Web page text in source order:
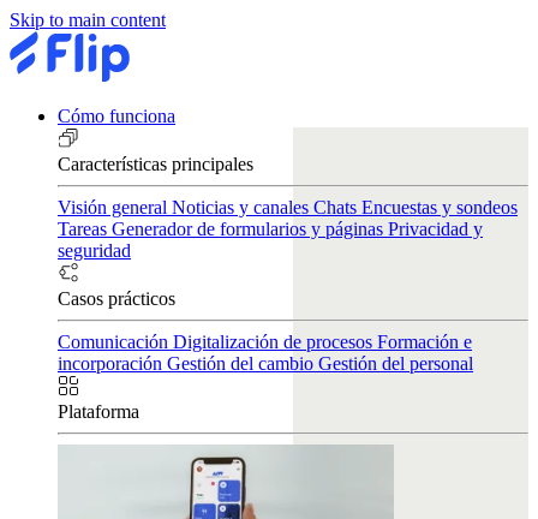
Skip to main content
Cómo funciona
Características principales
Visión general Noticias y canales Chats Encuestas y sondeos
Tareas Generador de formularios y páginas Privacidad y
seguridad
Casos prácticos
Comunicación Digitalización de procesos Formación e
incorporación Gestión del cambio Gestión del personal
Plataforma